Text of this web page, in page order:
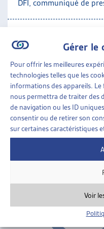
Gérer le
Pour offrir les meilleures
technologies telles que les
informations des appareils.
nous permettra de traiter des
de navigation ou les ID
consentir ou de retirer son
sur certaines caractéristiques
Voir
DFI, communiqué de
IMPULSIONS POUR
L’ISSUE DU
RECHERCHE
RELATIONS ENTRE
FNS, agenda politique,